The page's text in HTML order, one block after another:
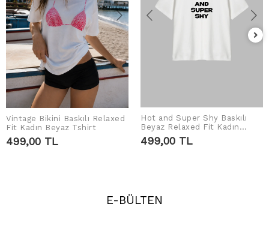
SEPETE EKLE
Vintage Bikini Baskılı Relaxed
Fit Kadın Beyaz Tshirt
499,00 TL
SEPETE EKLE
Hot and Super Shy Baskılı
Beyaz Relaxed Fit Kadın
Tshirt
499,00 TL
E-BÜLTEN